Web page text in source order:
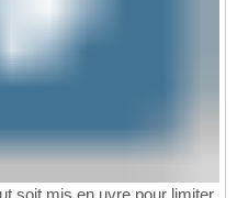
soit mis en uvre pour limiter